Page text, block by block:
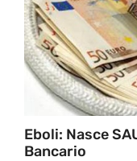
Eboli: Nasce
Bancario